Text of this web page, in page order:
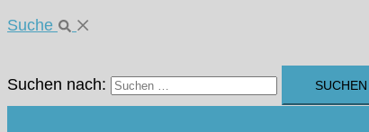
Suche
Suchen nach: